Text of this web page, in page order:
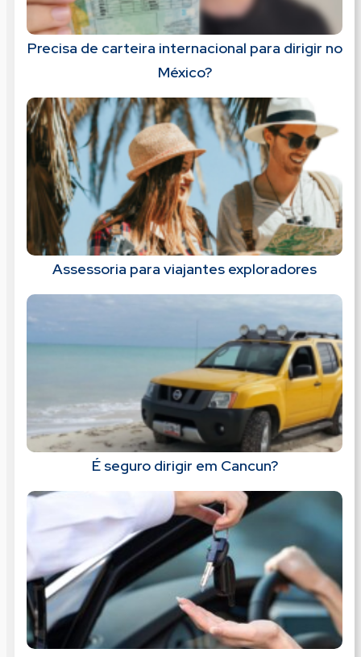
Precisa de carteira internacional para dirigir no
México?
Assessoria para viajantes exploradores
É seguro dirigir em Cancun?